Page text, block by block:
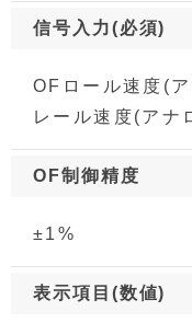
信号入力(必須)
OFロール速度(
レール速度(アナ
OF制御精度
±1%
表示項目(数値)